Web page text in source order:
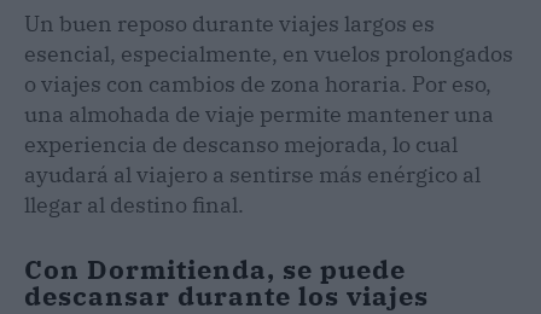
Un buen reposo durante viajes largos es
esencial, especialmente, en vuelos prolongados
o viajes con cambios de zona horaria. Por eso,
una almohada de viaje permite mantener una
experiencia de descanso mejorada, lo cual
ayudará al viajero a sentirse más enérgico al
llegar al destino final.
Con Dormitienda, se puede
descansar durante los viajes